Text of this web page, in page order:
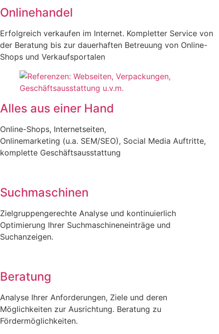
Onlinehandel
Erfolgreich verkaufen im Internet. Kompletter Service von
der Beratung bis zur dauerhaften Betreuung von Online-
Shops und Verkaufsportalen
Alles aus einer Hand
Online-Shops, Internetseiten,
Onlinemarketing (u.a. SEM/SEO), Social Media Auftritte,
komplette Geschäftsausstattung
Suchmaschinen
Zielgruppengerechte Analyse und kontinuierlich
Optimierung Ihrer Suchmaschineneinträge und
Suchanzeigen.
Beratung
Analyse Ihrer Anforderungen, Ziele und deren
Möglichkeiten zur Ausrichtung. Beratung zu
Fördermöglichkeiten.